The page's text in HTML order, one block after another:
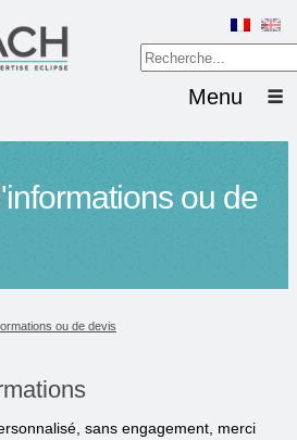
Menu
ou de
ou de devis
sans engagement, merci